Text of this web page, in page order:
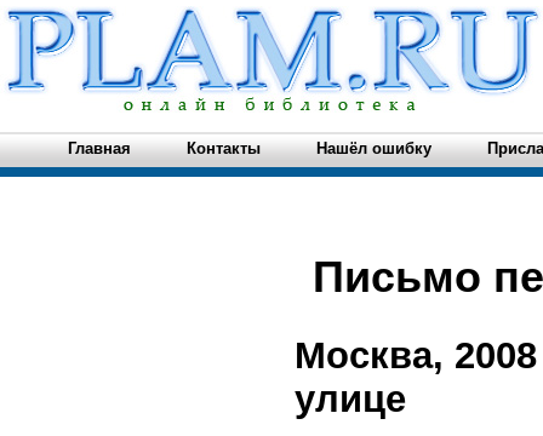
Главная Контакты Нашёл ошибку
Письмо
Москва,
улице